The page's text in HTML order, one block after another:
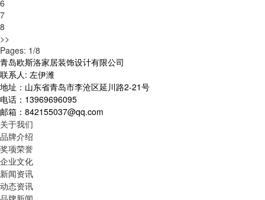
6
7
8
>>
Pages: 1/8
青岛欧斯洛家居装饰设计有限公司
联系人: 左伊潍
地址：山东省青岛市李沧区延川路2-21号
电话：13969696095
邮箱：842155037@qq.com
关于我们
品牌介绍
奖项荣誉
企业文化
新闻资讯
动态资讯